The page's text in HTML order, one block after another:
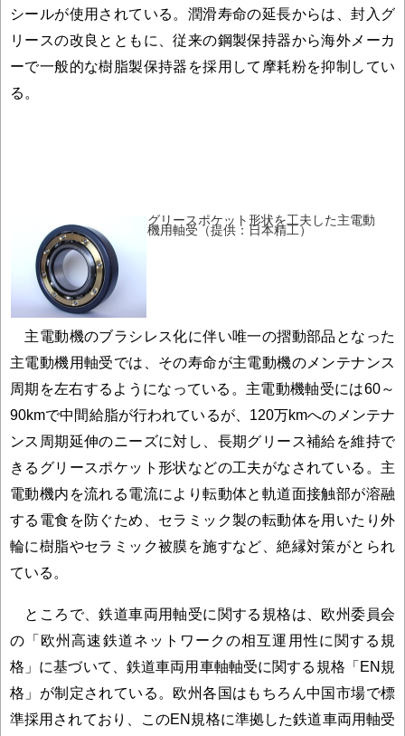
シールが使用されている。潤滑寿命の延長からは、封入グ
リースの改良とともに、従来の鋼製保持器から海外メーカ
ーで一般的な樹脂製保持器を採用して摩耗粉を抑制してい
る。
グリースポケット形状を工夫した主電動
機用軸受（提供：日本精工）
主電動機のブラシレス化に伴い唯一の摺動部品となった
主電動機用軸受では、その寿命が主電動機のメンテナンス
周期を左右するようになっている。主電動機軸受には60～
90kmで中間給脂が行われているが、120万kmへのメンテナ
ンス周期延伸のニーズに対し、長期グリース補給を維持で
きるグリースポケット形状などの工夫がなされている。主
電動機内を流れる電流により転動体と軌道面接触部が溶融
する電食を防ぐため、セラミック製の転動体を用いたり外
輪に樹脂やセラミック被膜を施すなど、絶縁対策がとられ
ている。
ところで、鉄道車両用軸受に関する規格は、欧州委員会
の「欧州高速鉄道ネットワークの相互運用性に関する規
格」に基づいて、鉄道車両用車軸軸受に関する規格「EN規
格」が制定されている。欧州各国はもちろん中国市場で標
準採用されており、このEN規格に準拠した鉄道車両用軸受